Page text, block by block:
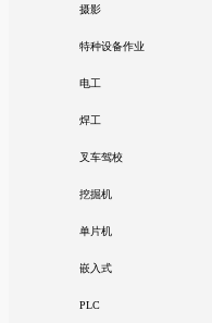
摄影
特种设备作业
电工
焊工
叉车驾校
挖掘机
单片机
嵌入式
PLC